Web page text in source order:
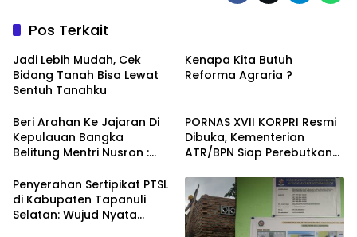
Pos Terkait
Jadi Lebih Mudah, Cek
Bidang Tanah Bisa Lewat
Sentuh Tanahku
Kenapa Kita Butuh
Reforma Agraria ?
Beri Arahan Ke Jajaran Di
Kepulauan Bangka
Belitung Mentri Nusron :
Tanah Rakyat Aman
PORNAS XVII KORPRI Resmi
Dibuka, Kementerian
ATR/BPN Siap Perebutkan
Olahraga
Penyerahan Sertipikat PTSL
di Kabupaten Tapanuli
Selatan: Wujud Nyata